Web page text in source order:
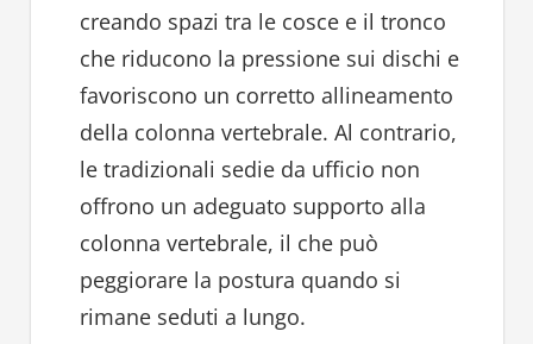
creando spazi tra le cosce e il tronco
che riducono la pressione sui dischi e
favoriscono un corretto allineamento
della colonna vertebrale. Al contrario,
le tradizionali sedie da ufficio non
offrono un adeguato supporto alla
colonna vertebrale, il che può
peggiorare la postura quando si
rimane seduti a lungo.